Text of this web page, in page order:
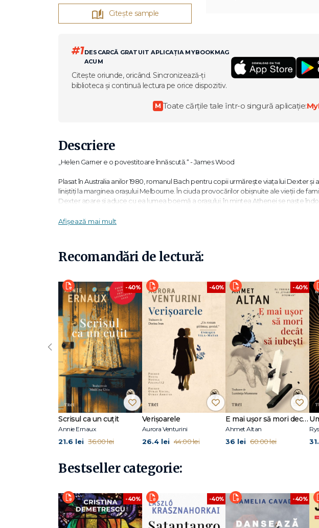
Citește sample
#1DESCARCĂ GRATUIT APLICAȚIA MYBOOKMAG
ACUM
Citește oriunde, oricând. Sincronizează-ți
biblioteca și continuă lectura pe orice dispozitiv.
M Toate cărțile tale într-o singură aplicație:
Descriere
„Helen Garner e o povestitoare înnăscută.“ - James Wood
Plasat în Australia anilor 1980, romanul Bach pentru copii urmărește viața lui Dexter și
liniștiți la marginea orașului Melbourne. În ciuda provocărilor obișnuite ale vieții de
Dexter apare și aduce cu ea lumea boemă a orașului, în mintea Athenei se naște
„Un amestec seducător de spirit și lirism.“ - Observer
„Iată puterea din scrisul lui Helen Garner: ea sapă printre întâmplările vieții și scoate
parte a ființei tale. Helen Garner este în fiecare dintre noi.“ - Australian
„O voce puternică, plină de onestitate.“ - Slate
Helen Garner s-a născut în 1942 în Geelong. Are o licență la Universitatea din
concediată pentru că răspundea fără ocolișuri la întrebările despre sex ale elevilor.
partea colegilor ei, care însă nu au avut niciun rezultat. Ca să-și câștige existența, a
în 1977, a câștigat National Book Council Award un an mai târziu și a fost ecranizat cu
romane, povestiri, eseuri și articole jurnalistice. Scenariul The Last Days of Chez Nous
Melbourne Prize for Literature. Cel mai recent roman, The Spare Room (2008), a fost
Premier’ Literary Award for Fiction, Queensland Premier’s Award for Fiction și
Afișează mai mult
Recomandări de lectură:
-40%
Scrisul ca un cuțit
Annie Ernaux
21.6 lei 36.00 lei
-40%
Verișoarele
Aurora Venturini
26.4 lei 44.00 lei
-40%
E mai ușor să mori decât să iubești (seria Cvartetul Otoman, vol.3)
Ahmet Altan
36 lei 60.00 lei
‹
Bestseller categorie:
-40% -40% -40%